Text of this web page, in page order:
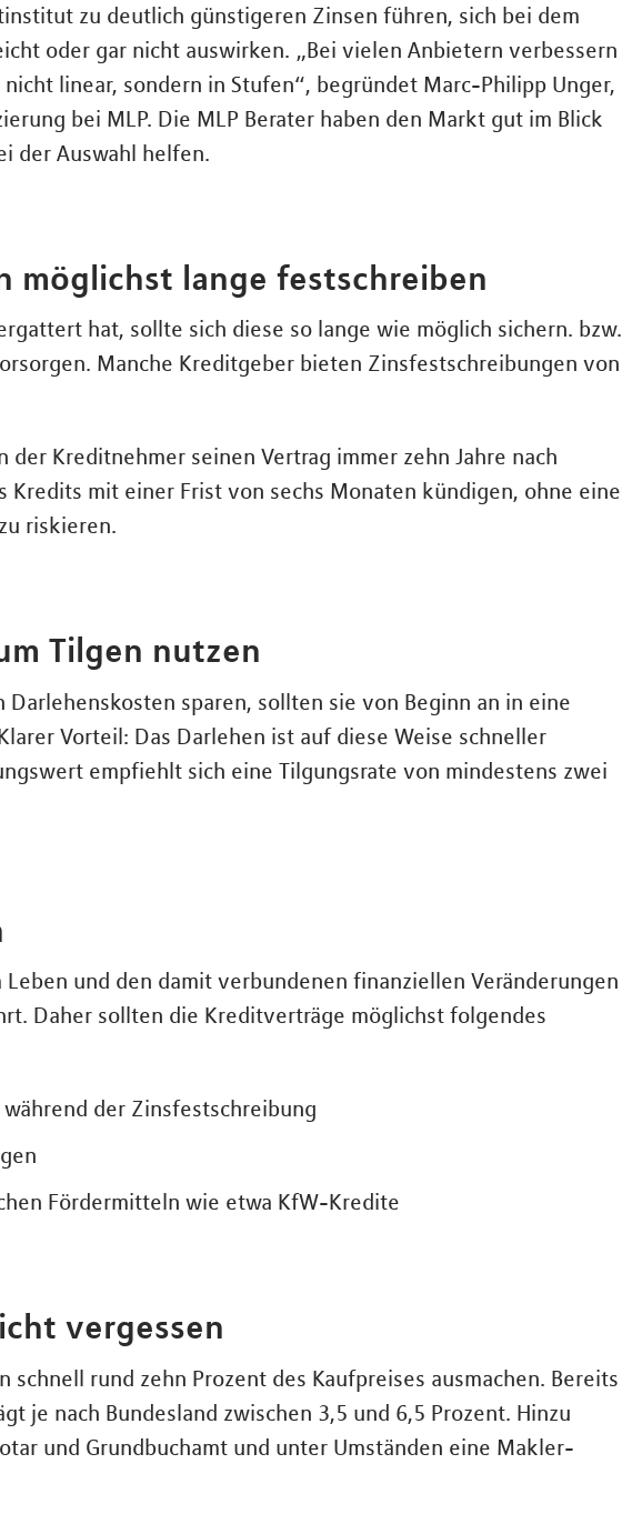
zu deutlich günstigeren Zinsen führen, sich bei dem
oder gar nicht auswirken. „Bei vielen Anbietern verbessern
linear, sondern in Stufen“, begründet Marc-Philipp Unger,
bei MLP. Die MLP Berater haben den Markt gut im Blick
der Auswahl helfen.
möglichst lange festschreiben
hat, sollte sich diese so lange wie möglich sichern. bzw.
Manche Kreditgeber bieten Zinsfestschreibungen von
der Kreditnehmer seinen Vertrag immer zehn Jahre nach
Kredits mit einer Frist von sechs Monaten kündigen, ohne eine
riskieren.
Tilgen nutzen
Darlehenskosten sparen, sollten sie von Beginn an in eine
Vorteil: Das Darlehen ist auf diese Weise schneller
empfiehlt sich eine Tilgungsrate von mindestens zwei
Leben und den damit verbundenen finanziellen Veränderungen
Daher sollten die Kreditverträge möglichst folgendes
der Zinsfestschreibung
Fördermitteln wie etwa KfW-Kredite
vergessen
schnell rund zehn Prozent des Kaufpreises ausmachen. Bereits
je nach Bundesland zwischen 3,5 und 6,5 Prozent. Hinzu
und Grundbuchamt und unter Umständen eine Makler-